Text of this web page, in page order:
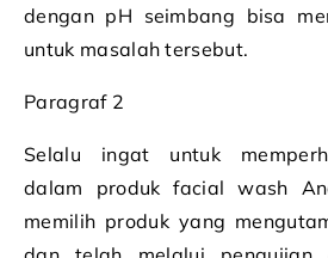
dengan pH seimbang bisa
untuk masalah tersebut.
Paragraf 2
Selalu ingat untuk
dalam produk facial wash
memilih produk yang